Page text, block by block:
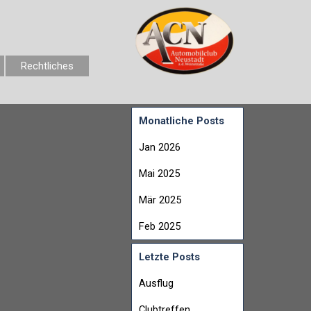
Rechtliches
Monatliche Posts
Jan 2026
Mai 2025
Mär 2025
Feb 2025
Letzte Posts
Ausflug